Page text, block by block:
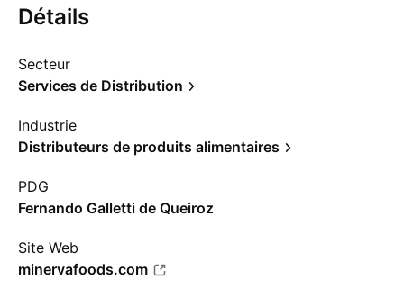
Détails
Secteur
Services de Distribution
Industrie
Distributeurs de produits alimentaires
PDG
Fernando Galletti de Queiroz
Site Web
minervafoods.com